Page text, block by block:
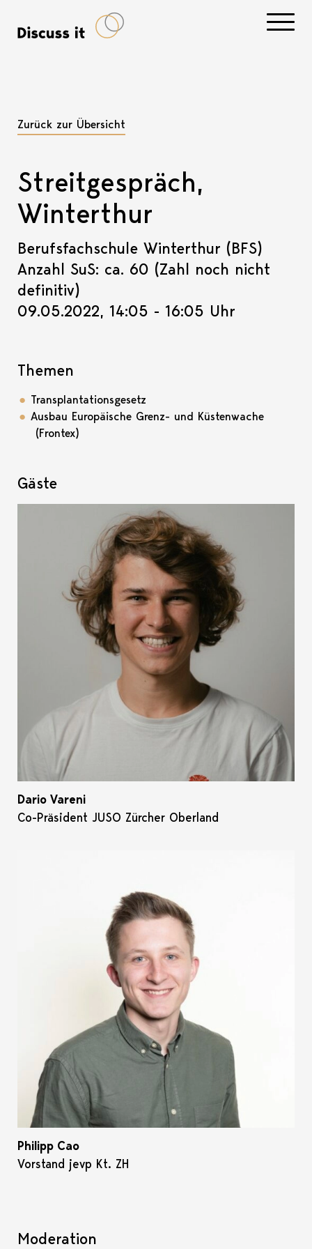
Zurück zur Übersicht
Streitgespräch,
Winterthur
Berufsfachschule Winterthur (BFS)
Anzahl SuS: ca. 60 (Zahl noch nicht
definitiv)
09.05.2022, 14:05 - 16:05 Uhr
Themen
Transplantationsgesetz
Ausbau Europäische Grenz- und Küstenwache
(Frontex)
Gäste
Dario Vareni
Co-Präsident JUSO Zürcher Oberland
Philipp Cao
Vorstand jevp Kt. ZH
Moderation